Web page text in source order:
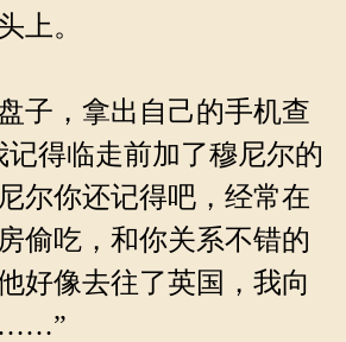
上。
子，拿出自己的手机查
记得临走前加了穆尼尔的
尔你还记得吧，经常在
偷吃，和你关系不错的
好像去往了英国，我向
……”